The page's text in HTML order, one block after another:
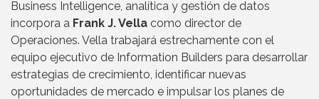
Business Intelligence, analítica y gestión de datos
incorpora a Frank J. Vella como director de
Operaciones. Vella trabajará estrechamente con el
equipo ejecutivo de Information Builders para desarrollar
estrategias de crecimiento, identificar nuevas
oportunidades de mercado e impulsar los planes de